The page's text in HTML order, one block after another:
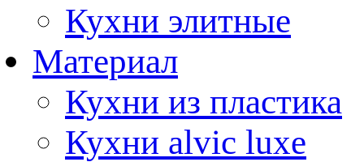
Кухни элитные
Материал
Кухни из пластика
Кухни alvic luxe